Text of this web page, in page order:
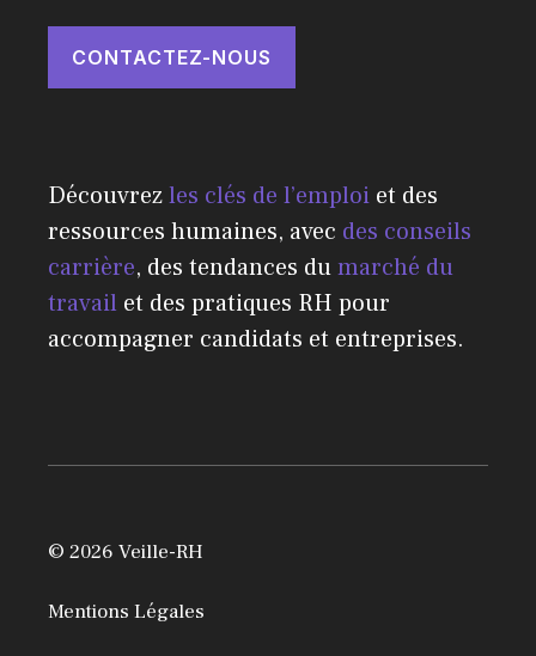
CONTACTEZ-NOUS
Découvrezles clés de l’emploi et des
ressources humaines, avec des conseils
carrière, des tendances dumarché du
travail et des pratiques RH pour
accompagner candidats et entreprises.
© 2026 Veille-RH
Mentions Légales